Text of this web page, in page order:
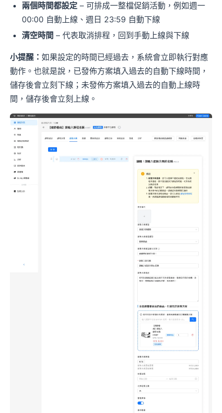
兩個時間都設定 – 可排成一整檔促銷活動，例如週一
00:00 自動上線、週日 23:59 自動下線
清空時間 – 代表取消排程，回到手動上線與下線
小提醒： 如果設定的時間已經過去，系統會立即執行對應
動作。也就是說，已發佈方案填入過去的自動下線時間，
儲存後會立刻下線；未發佈方案填入過去的自動上線時
間，儲存後會立刻上線。